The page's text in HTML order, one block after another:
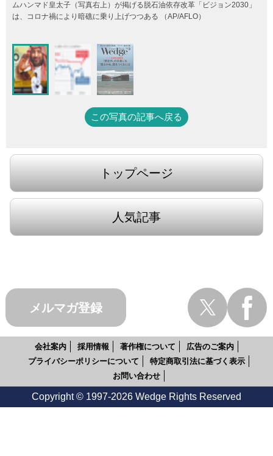
ムハンマド皇太子（写真右上）が掲げる脱石油依存改革「ビジョン2030」
は、コロナ禍により暗礁に乗り上げつつある （AP/AFLO）
この写真の記事へ戻る
トップページ
人気記事
メルマガ登録
会社案内 採用情報 著作権について
広告のご案内
プライバシーポリシーについて
特定商取引法に基づく表示
お問い合わせ
Copyright © 1997-2026 Wedge Rights Reserved